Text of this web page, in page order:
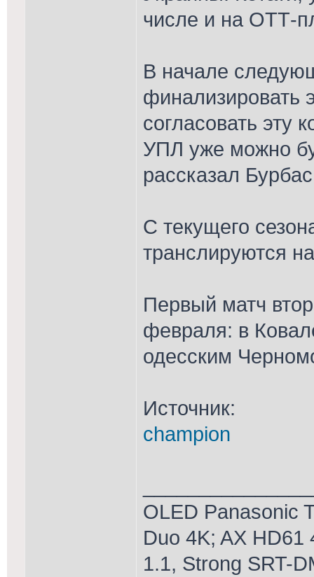
числе и на ОТТ-
В начале
финализировать
согласовать эту
УПЛ уже можно
рассказал
С текущего
транслируются
Первый матч
февраля: в
одесским
Источник:
champion
OLED Panasonic
Duo 4K; AX HD61
1.1, Strong SRT-